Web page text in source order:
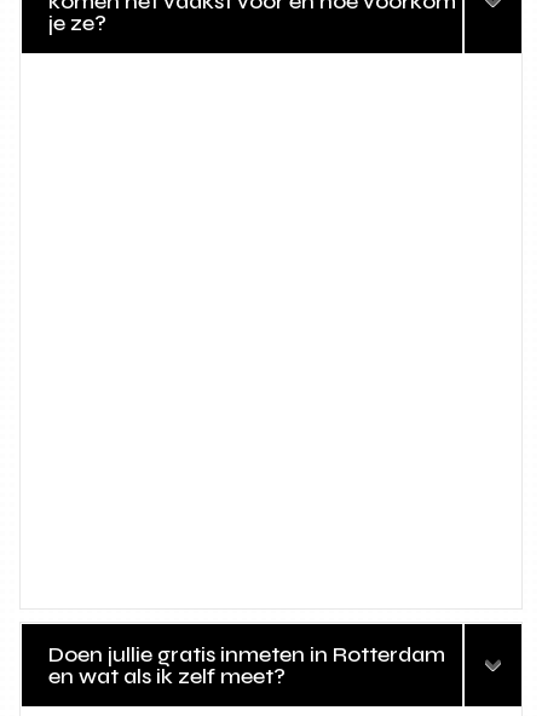
je ze?
Doen jullie gratis inmeten in Rotterdam
en wat als ik zelf meet?